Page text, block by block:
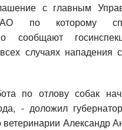
с главным
которому
сообщают
случаях нападения
по отлову собак
- доложил
ветеринарии Александр